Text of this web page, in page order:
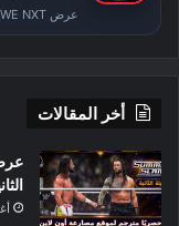
عرض WWE NXT الأخير 4/8/2026 كامل مترجم
أخر المقالات